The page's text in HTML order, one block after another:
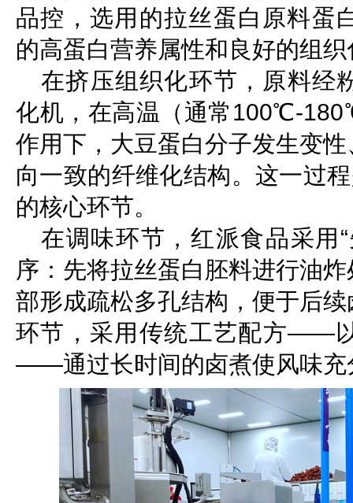
品控，选用的拉丝蛋白原料蛋
的高蛋白营养属性和良好的组
在挤压组织化环节，原料经
化机，在高温（通常100℃-
作用下，大豆蛋白分子发生变
向一致的纤维化结构。这一过
的核心环节。
在调味环节，红派食品采用
序：先将拉丝蛋白胚料进行油
部形成疏松多孔结构，便于后
环节，采用传统工艺配方——
——通过长时间的卤煮使风味充